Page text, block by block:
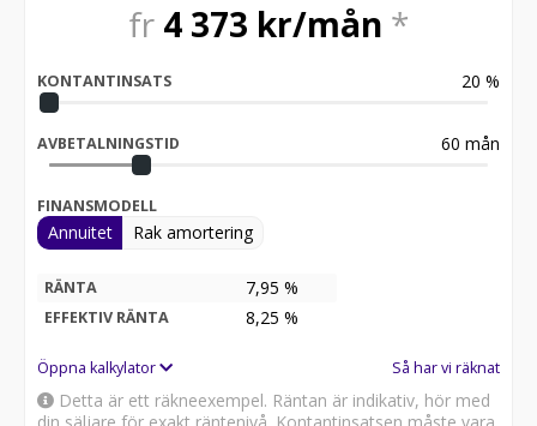
fr 4 373 kr/mån *
KONTANTINSATS 20 %
AVBETALNINGSTID 60 mån
FINANSMODELL
Annuitet Rak amortering
RÄNTA 7,95 %
EFFEKTIV RÄNTA 8,25 %
Öppna kalkylator Så har vi räknat
Detta är ett räkneexempel. Räntan är indikativ, hör med
din säljare för exakt räntenivå. Kontantinsatsen måste vara